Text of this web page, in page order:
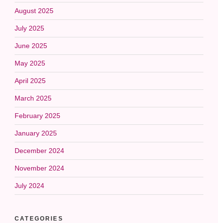
August 2025
July 2025
June 2025
May 2025
April 2025
March 2025
February 2025
January 2025
December 2024
November 2024
July 2024
CATEGORIES